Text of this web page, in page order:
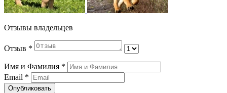
Отзывы владельцев
Отзыв *
Имя и Фамилия *
Email *
Опубликовать